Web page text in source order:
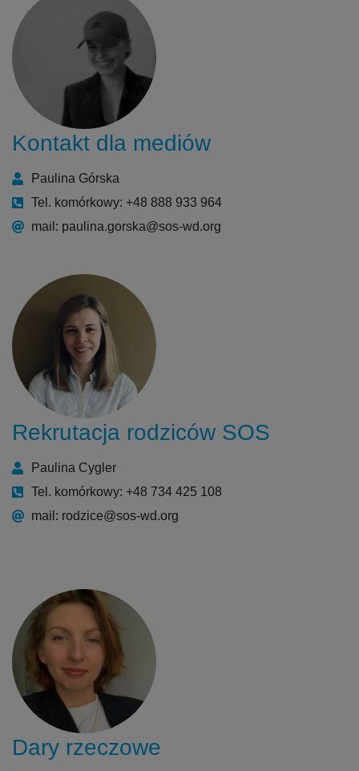
Kontakt dla mediów
Paulina Górska
Tel. komórkowy: +48 888 933 964
mail: paulina.gorska@sos-wd.org
Rekrutacja rodziców SOS
Paulina Cygler
Tel. komórkowy: +48 734 425 108
mail: rodzice@sos-wd.org
Dary rzeczowe